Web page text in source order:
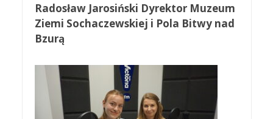
Radosław Jarosiński Dyrektor Muzeum
Ziemi Sochaczewskiej i Pola Bitwy nad
Bzurą